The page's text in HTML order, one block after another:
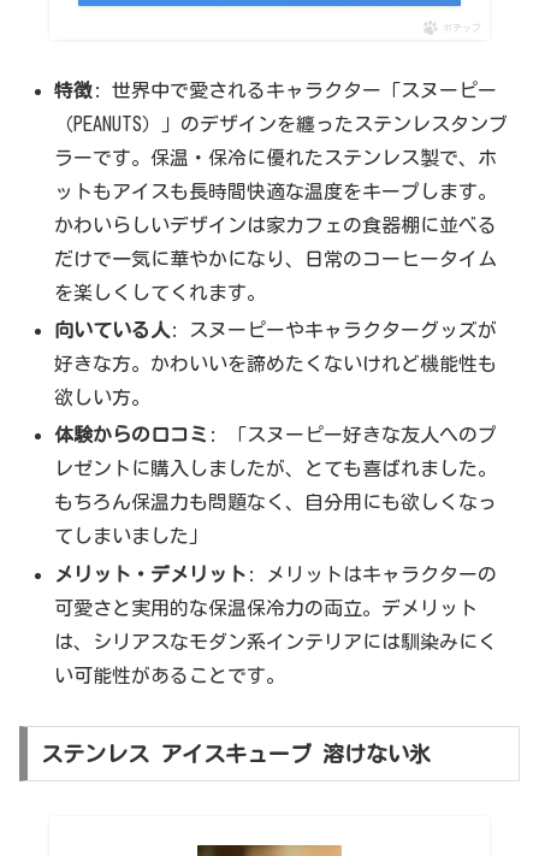
ポチップ
特徴: 世界中で愛されるキャラクター「スヌーピー
（PEANUTS）」のデザインを纏ったステンレスタンブ
ラーです。保温・保冷に優れたステンレス製で、ホ
ットもアイスも長時間快適な温度をキープします。
かわいらしいデザインは家カフェの食器棚に並べる
だけで一気に華やかになり、日常のコーヒータイム
を楽しくしてくれます。
向いている人: スヌーピーやキャラクターグッズが
好きな方。かわいいを諦めたくないけれど機能性も
欲しい方。
体験からの口コミ : 「スヌーピー好きな友人へのプ
レゼントに購入しましたが、とても喜ばれました。
もちろん保温力も問題なく、自分用にも欲しくなっ
てしまいました」
メリット・デメリット : メリットはキャラクターの
可愛さと実用的な保温保冷力の両立。デメリット
は、シリアスなモダン系インテリアには馴染みにく
い可能性があることです。
ステンレス アイスキューブ 溶けない氷